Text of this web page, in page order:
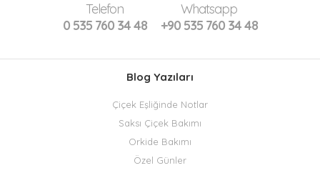
Telefon
0 535 760 34 48
Whatsapp
+90 535 760 34 48
Blog Yazıları
Çiçek Eşliğinde Notlar
Saksı Çiçek Bakımı
Orkide Bakımı
Özel Günler